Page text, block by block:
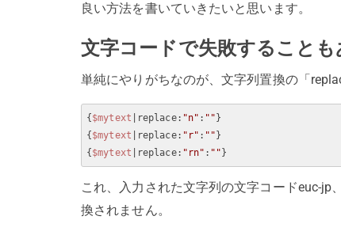
良い方法を書いていきたいと思います。
文字コードで失敗することも
単純にやりがちなのが、文字列置換の「
{ $mytext |replace: "n" : "" }
{ $mytext |replace: "r" : "" }
{ $mytext |replace: "rn" : ""
これ、入力された文字列の文字コードeuc-
換されません。